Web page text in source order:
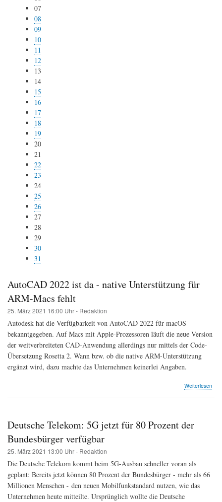
07
08
09
10
11
12
13
14
15
16
17
18
19
20
21
22
23
24
25
26
27
28
29
30
31
AutoCAD 2022 ist da - native Unterstützung für
ARM-Macs fehlt
25. März 2021 16:00 Uhr - Redaktion
Autodesk hat die Verfügbarkeit von AutoCAD 2022 für macOS
bekanntgegeben. Auf Macs mit Apple-Prozessoren läuft die neue Version
der weitverbreiteten CAD-Anwendung allerdings nur mittels der Code-
Übersetzung Rosetta 2. Wann bzw. ob die native ARM-Unterstützung
ergänzt wird, dazu machte das Unternehmen keinerlei Angaben.
Weiterlesen
Deutsche Telekom: 5G jetzt für 80 Prozent der
Bundesbürger verfügbar
25. März 2021 13:00 Uhr - Redaktion
Die Deutsche Telekom kommt beim 5G-Ausbau schneller voran als
geplant: Bereits jetzt können 80 Prozent der Bundesbürger - mehr als 66
Millionen Menschen - den neuen Mobilfunkstandard nutzen, wie das
Unternehmen heute mitteilte. Ursprünglich wollte die Deutsche